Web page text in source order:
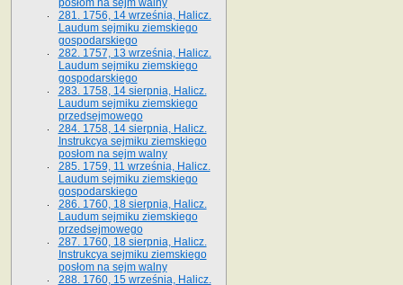
posłom na sejm walny
281. 1756, 14 września, Halicz.
Laudum sejmiku ziemskiego
gospodarskiego
282. 1757, 13 września, Halicz.
Laudum sejmiku ziemskiego
gospodarskiego
283. 1758, 14 sierpnia, Halicz.
Laudum sejmiku ziemskiego
przedsejmowego
284. 1758, 14 sierpnia, Halicz.
Instrukcya sejmiku ziemskiego
posłom na sejm walny
285. 1759, 11 września, Halicz.
Laudum sejmiku ziemskiego
gospodarskiego
286. 1760, 18 sierpnia, Halicz.
Laudum sejmiku ziemskiego
przedsejmowego
287. 1760, 18 sierpnia, Halicz.
Instrukcya sejmiku ziemskiego
posłom na sejm walny
288. 1760, 15 września, Halicz.